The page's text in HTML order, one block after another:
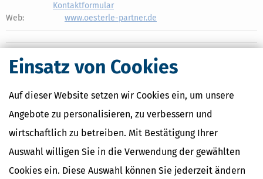
Einsatz von Cookies
Auf dieser Website setzen wir Cookies ein, um unsere
Angebote zu personalisieren, zu verbessern und
wirtschaftlich zu betreiben. Mit Bestätigung Ihrer
Auswahl willigen Sie in die Verwendung der gewählten
Cookies ein. Diese Auswahl können Sie jederzeit ändern
Kontaktformular
Web:
www.oesterle-partner.de